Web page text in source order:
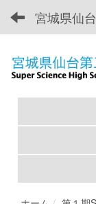
宮城県仙